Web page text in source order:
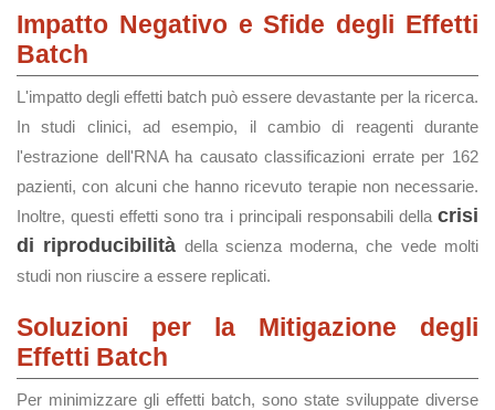
Impatto Negativo e Sfide degli Effetti
Batch
L'impatto degli effetti batch può essere devastante per la ricerca.
In studi clinici, ad esempio, il cambio di reagenti durante
l'estrazione dell'RNA ha causato classificazioni errate per 162
pazienti, con alcuni che hanno ricevuto terapie non necessarie.
Inoltre, questi effetti sono tra i principali responsabili della crisi
di riproducibilità della scienza moderna, che vede molti
studi non riuscire a essere replicati.
Soluzioni per la Mitigazione degli
Effetti Batch
Per minimizzare gli effetti batch, sono state sviluppate diverse